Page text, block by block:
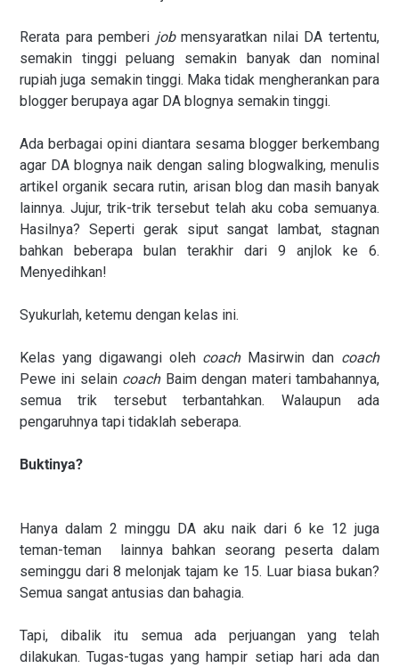
Rerata para pemberi jobmensyaratkan nilai DA tertentu,
semakin tinggi peluang semakin banyak dan nominal
rupiah juga semakin tinggi. Maka tidak mengherankan para
blogger berupaya agar DA blognya semakin tinggi.
Ada berbagai opini diantara sesama blogger berkembang
agar DA blognya naik dengan saling blogwalking, menulis
artikel organik secara rutin, arisan blog dan masih banyak
lainnya. Jujur, trik-trik tersebut telah aku coba semuanya.
Hasilnya? Seperti gerak siput sangat lambat, stagnan
bahkan beberapa bulan terakhir dari 9 anjlok ke 6.
Menyedihkan!
Syukurlah, ketemu dengan kelas ini.
Kelas yang digawangi oleh coachMasirwin dan coach
Pewe ini selain coachBaim dengan materi tambahannya,
semua trik tersebut terbantahkan. Walaupun ada
pengaruhnya tapi tidaklah seberapa.
Buktinya?
Hanya dalam 2 minggu DA aku naik dari 6 ke 12 juga
teman-teman lainnya bahkan seorang peserta dalam
seminggu dari 8 melonjak tajam ke 15. Luar biasa bukan?
Semua sangat antusias dan bahagia.
Tapi, dibalik itu semua ada perjuangan yang telah
dilakukan. Tugas-tugas yang hampir setiap hari ada dan